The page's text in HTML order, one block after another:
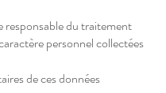
responsable du traitement
personnel collectées
de ces données